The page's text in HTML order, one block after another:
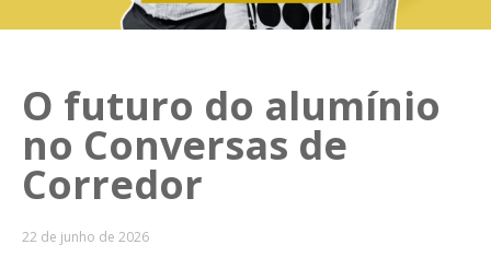
O futuro do alumínio
no Conversas de
Corredor
22 de junho de 2026